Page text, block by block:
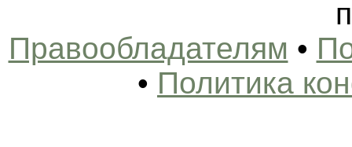
Правообладателям •
• Политика